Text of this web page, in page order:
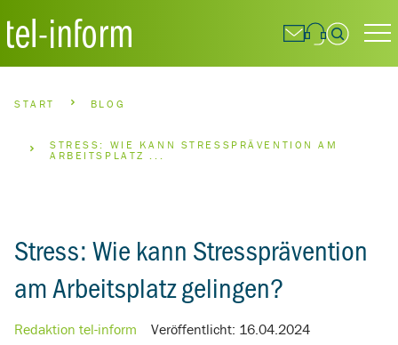
START BLOG
STRESS: WIE KANN STRESSPRÄVENTION AM
ARBEITSPLATZ ...
Stress: Wie kann Stressprävention
am Arbeitsplatz gelingen?
Redaktion tel-inform Veröffentlicht: 16.04.2024